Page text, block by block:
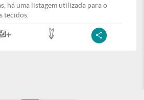
há uma listagem utilizada para o
tecidos.